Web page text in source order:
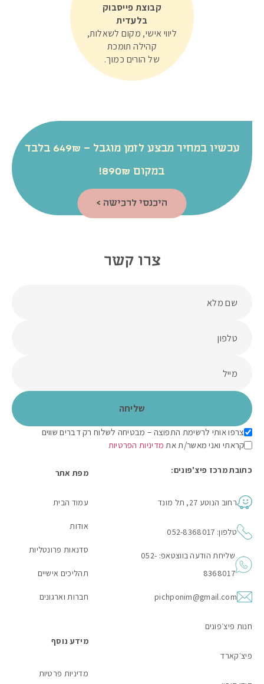
קבוצת פייסבוק
בלעדית
ליווי אישי, מקום לשאלות,
קהילה תומכת
של הורים כמוך.
עכשיו במחיר מבצע לזמן מוגבל – 649₪ בלבד
במקום 890₪!
היכנסי לרכישה >
צרו קשר
צרפו אותי לרשימת התפוצה – מבטיחה לשלוח רק דברים שווים
קראתי ואני מאשר/ת את מדיניות הפרטיות
כתובת מרכז פיצ'פונים:
רחוב הנוטע 27, תל מונד
טלפון: 052-8368017
שליחת הודעה בווצטאפ: 052-
8368017
pichponim@gmail.com
מפת אתר
עמוד הבית
אודות
סדנאות פרונטליות
תהליכים אישיים
חברות וארגונים
חנות פיצ׳פונים
פיצ׳קארד
מידע נוסף
מדיניות פרטיות